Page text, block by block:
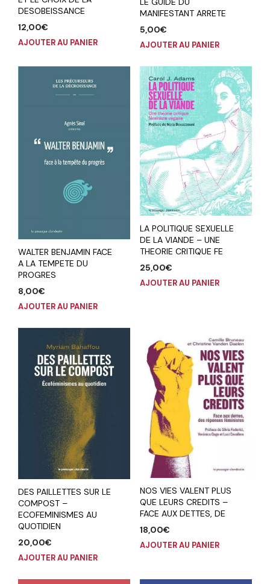
DESOBEISSANCE
12,00€
AJOUTER AU PANIER
MANIFESTANT ARRETE
5,00€
AJOUTER AU PANIER
WALTER BENJAMIN FACE
A LA TEMPETE DU
PROGRES
8,00€
AJOUTER AU PANIER
LA POLITIQUE SEXUELLE
DE LA VIANDE – UNE
THEORIE CRITIQUE FE
25,00€
AJOUTER AU PANIER
DES PAILLETTES SUR LE
COMPOST –
ECOFEMINISMES AU
QUOTIDIEN
20,00€
AJOUTER AU PANIER
NOS VIES VALENT PLUS
QUE LEURS CREDITS –
FACE AUX DETTES, DE
18,00€
AJOUTER AU PANIER